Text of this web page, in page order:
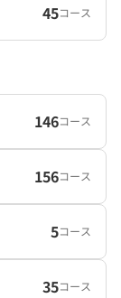
45コース
146コース
156コース
5コース
35コース